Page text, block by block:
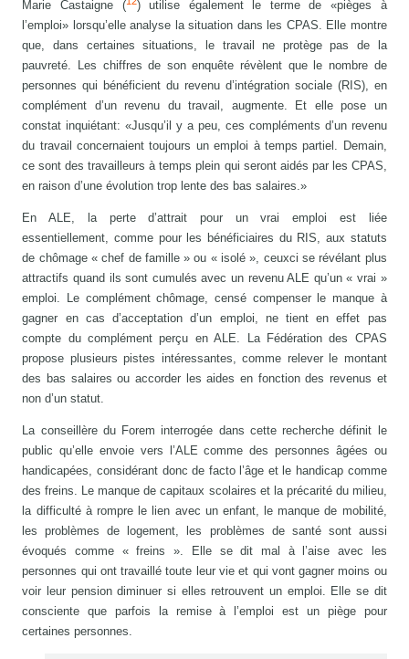
Marie Castaigne (
) utilise également le terme de «pièges à
l’emploi» lorsqu’elle analyse la situation dans les CPAS. Elle montre
que, dans certaines situations, le travail ne protège pas de la
pauvreté. Les chiffres de son enquête révèlent que le nombre de
personnes qui bénéficient du revenu d’intégration sociale (RIS), en
complément d’un revenu du travail, augmente. Et elle pose un
constat inquiétant: «Jusqu’il y a peu, ces compléments d’un revenu
du travail concernaient toujours un emploi à temps partiel. Demain,
ce sont des travailleurs à temps plein qui seront aidés par les CPAS,
en raison d’une évolution trop lente des bas salaires.»
En ALE, la perte d’attrait pour un vrai emploi est liée
essentiellement, comme pour les bénéficiaires du RIS, aux statuts
de chômage « chef de famille » ou « isolé », ceuxci se révélant plus
attractifs quand ils sont cumulés avec un revenu ALE qu’un « vrai »
emploi. Le complément chômage, censé compenser le manque à
gagner en cas d’acceptation d’un emploi, ne tient en effet pas
compte du complément perçu en ALE. La Fédération des CPAS
propose plusieurs pistes intéressantes, comme relever le montant
des bas salaires ou accorder les aides en fonction des revenus et
non d’un statut.
La conseillère du Forem interrogée dans cette recherche définit le
public qu’elle envoie vers l’ALE comme des personnes âgées ou
handicapées, considérant donc de facto l’âge et le handicap comme
des freins. Le manque de capitaux scolaires et la précarité du milieu,
la difficulté à rompre le lien avec un enfant, le manque de mobilité,
les problèmes de logement, les problèmes de santé sont aussi
évoqués comme « freins ». Elle se dit mal à l’aise avec les
personnes qui ont travaillé toute leur vie et qui vont gagner moins ou
voir leur pension diminuer si elles retrouvent un emploi. Elle se dit
consciente que parfois la remise à l’emploi est un piège pour
certaines personnes.